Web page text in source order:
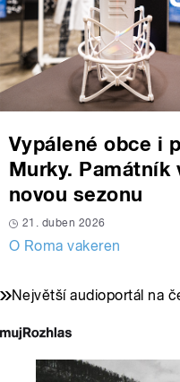
Vypálené obce i
Murky. Památník
novou sezonu
21. duben 2026
O Roma vakeren
Největší audioportál na